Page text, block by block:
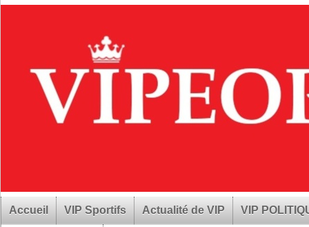
Accueil VIP Sportifs Actualité de VIP VIP